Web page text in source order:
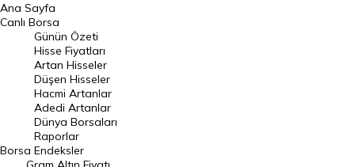
BIST 100 Hisseleri
En Çok Artan Hisseler
En Çok Düşen Hisseler
Hacmi Artanlar
Geçmiş Kapanışlar
Dünya Borsaları
Ana Sayfa
Canlı Borsa
Borsa
Günün Özeti
Hisse Fiyatları
Artan Hisseler
Düşen Hisseler
Hacmi Artanlar
Adedi Artanlar
Dünya Borsaları
Raporlar
Endeksler